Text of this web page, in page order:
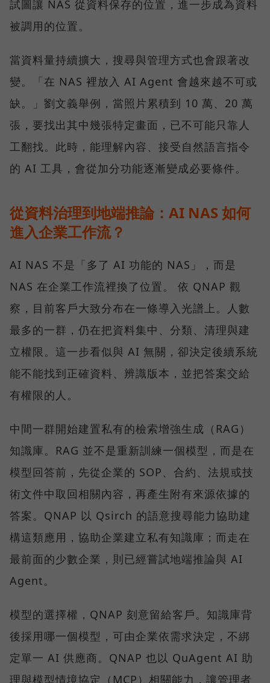
試圖讓 NAS 從資料保存的位置，進一步成為資料
被調用的位置。
當資料量持續擴大，搜尋與管理方式也會跟著改
變。「在 NAS 裡放入 AI Agent 會越來越不可或
缺。」劉文義舉例，當照片累積到 10 萬、20 萬
張，要找出其中幾張特定畫面，已不可能只靠人
工翻找。此時，能理解內容、接受自然語言指令
的 AI 工具，會從加分功能逐漸變成必要條件。
從資料治理到地端推論：AI NAS 如何
進入企業工作流？
AI NAS 不是「多了 AI 功能的 NAS」，而是
NAS 在企業工作流裡換了位置。 依 QNAP 觀
察，目前客戶大致分布在一條導入光譜上。人數
最多的一群，仍在把資料集中、分類、清理與建
立權限。這一步看似與 AI 無關，卻決定後續系統
能不能找到正確資料、辨識版本，並把答案交給
有權限的人。
中間一群開始建置私有的檢索增強生成（RAG）
知識庫。RAG 並不是重新訓練一個模型，而是在
模型回答前，先從企業的 SOP、合約、法規或技
術文件中取回相關內容，再產生附有來源依據的
答案。QNAP 以 Qsirch 的語意搜尋能力協助建
構這類應用，協助企業建立私有知識庫；而走在
最前面的少數企業，則已經嘗試地端推論與 AI
Agent。
模型的選擇權，QNAP 刻意留給客戶。知識庫背
後採用哪一個模型，可由企業依需求決定，不綁
定單一 AI 供應商。QNAP 也以 QuAgent AI 助
理與模型情境協定（MCP）相關能力，讓管理者